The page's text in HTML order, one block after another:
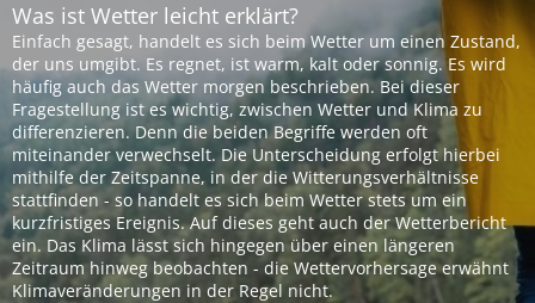
Was ist Wetter leicht erklärt?
Einfach gesagt, handelt es sich beim Wetter um einen Zustand,
der uns umgibt. Es regnet, ist warm, kalt oder sonnig. Es wird
häufig auch das Wetter morgen beschrieben. Bei dieser
Fragestellung ist es wichtig, zwischen Wetter und Klima zu
differenzieren. Denn die beiden Begriffe werden oft
miteinander verwechselt. Die Unterscheidung erfolgt hierbei
mithilfe der Zeitspanne, in der die Witterungsverhältnisse
stattfinden - so handelt es sich beim Wetter stets um ein
kurzfristiges Ereignis. Auf dieses geht auch der Wetterbericht
ein. Das Klima lässt sich hingegen über einen längeren
Zeitraum hinweg beobachten - die Wettervorhersage erwähnt
Klimaveränderungen in der Regel nicht.